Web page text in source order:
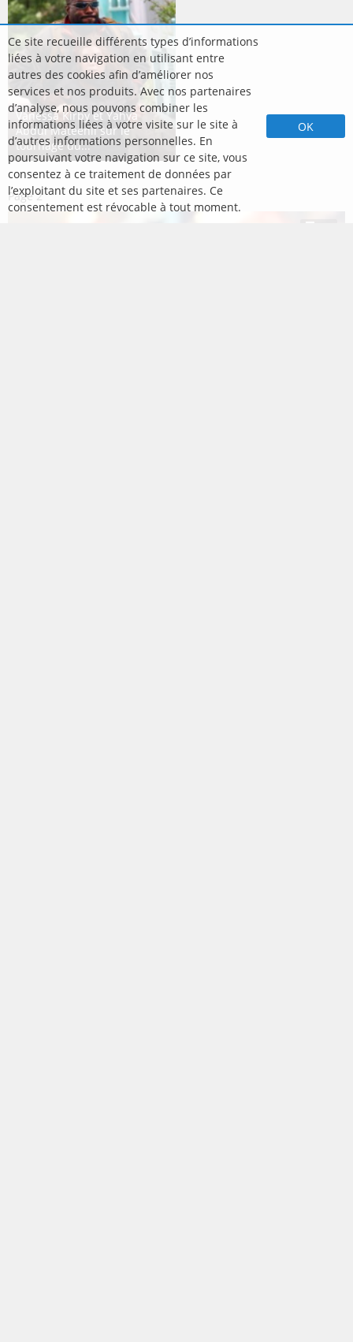
Ce site recueille différents types d’informations
liées à votre navigation en utilisant entre
autres des cookies afin d’améliorer nos
services et nos produits. Avec nos partenaires
d’analyse, nous pouvons combiner les
informations liées à votre visite sur le site à
d’autres informations personnelles. En
poursuivant votre navigation sur ce site, vous
consentez à ce traitement de données par
l’exploitant du site et ses partenaires. Ce
consentement est révocable à tout moment.
OK
Vanessa Kirby et Yahya
Abdul Mateenii sur le
tournage du...
Page2